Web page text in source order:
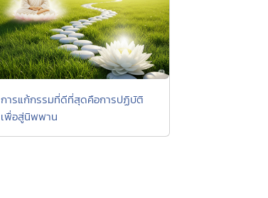
การแก้กรรมที่ดีที่สุดคือการปฏิบัติ
เพื่อสู่นิพพาน